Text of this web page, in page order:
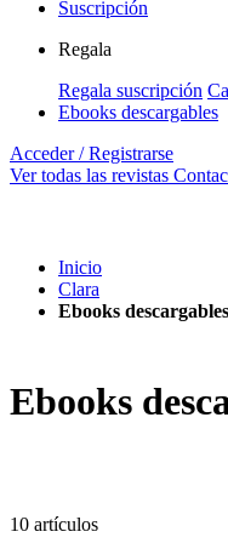
Suscripción
Regala
Regala suscripción
Ebooks descargables
Acceder / Registrarse
Ver todas las revistas
Inicio
Clara
Ebooks descargables
Ebooks
10 artículos